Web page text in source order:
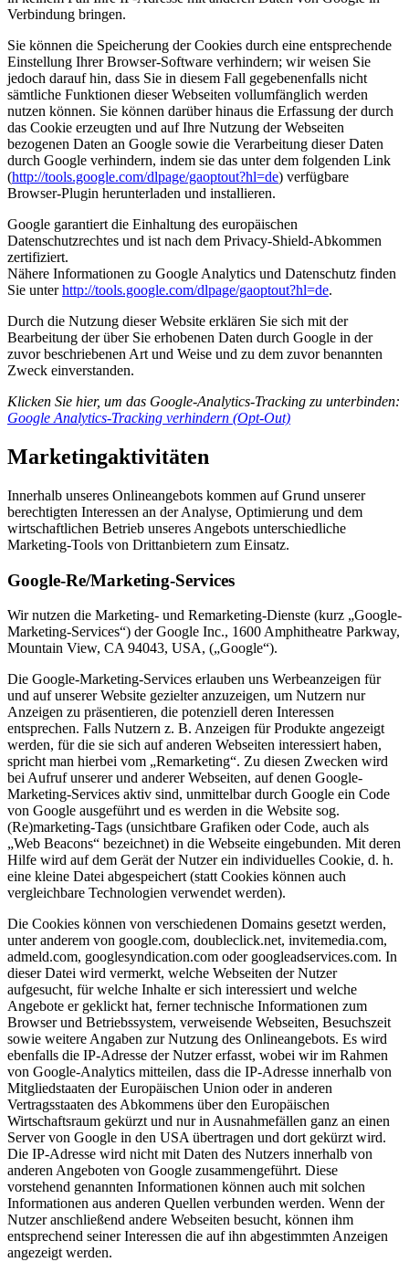
Verbindung bringen.
Sie können die Speicherung der Cookies durch eine entsprechende
Einstellung Ihrer Browser-Software verhindern; wir weisen Sie
jedoch darauf hin, dass Sie in diesem Fall gegebenenfalls nicht
sämtliche Funktionen dieser Webseiten vollumfänglich werden
nutzen können. Sie können darüber hinaus die Erfassung der durch
das Cookie erzeugten und auf Ihre Nutzung der Webseiten
bezogenen Daten an Google sowie die Verarbeitung dieser Daten
durch Google verhindern, indem sie das unter dem folgenden Link
(http://tools.google.com/dlpage/gaoptout?hl=de) verfügbare
Browser-Plugin herunterladen und installieren.
Google garantiert die Einhaltung des europäischen
Datenschutzrechtes und ist nach dem Privacy-Shield-Abkommen
zertifiziert.
Nähere Informationen zu Google Analytics und Datenschutz finden
Sie unterhttp://tools.google.com/dlpage/gaoptout?hl=de.
Durch die Nutzung dieser Website erklären Sie sich mit der
Bearbeitung der über Sie erhobenen Daten durch Google in der
zuvor beschriebenen Art und Weise und zu dem zuvor benannten
Zweck einverstanden.
Klicken Sie hier, um das Google-Analytics-Tracking zu unterbinden:
Google Analytics-Tracking verhindern (Opt-Out)
Marketingaktivitäten
Innerhalb unseres Onlineangebots kommen auf Grund unserer
berechtigten Interessen an der Analyse, Optimierung und dem
wirtschaftlichen Betrieb unseres Angebots unterschiedliche
Marketing-Tools von Drittanbietern zum Einsatz.
Google-Re/Marketing-Services
Wir nutzen die Marketing- und Remarketing-Dienste (kurz „Google-
Marketing-Services“) der Google Inc., 1600 Amphitheatre Parkway,
Mountain View, CA 94043, USA, („Google“).
Die Google-Marketing-Services erlauben uns Werbeanzeigen für
und auf unserer Website gezielter anzuzeigen, um Nutzern nur
Anzeigen zu präsentieren, die potenziell deren Interessen
entsprechen. Falls Nutzern z. B. Anzeigen für Produkte angezeigt
werden, für die sie sich auf anderen Webseiten interessiert haben,
spricht man hierbei vom „Remarketing“. Zu diesen Zwecken wird
bei Aufruf unserer und anderer Webseiten, auf denen Google-
Marketing-Services aktiv sind, unmittelbar durch Google ein Code
von Google ausgeführt und es werden in die Website sog.
(Re)marketing-Tags (unsichtbare Grafiken oder Code, auch als
„Web Beacons“ bezeichnet) in die Webseite eingebunden. Mit deren
Hilfe wird auf dem Gerät der Nutzer ein individuelles Cookie, d. h.
eine kleine Datei abgespeichert (statt Cookies können auch
vergleichbare Technologien verwendet werden).
Die Cookies können von verschiedenen Domains gesetzt werden,
unter anderem von google.com, doubleclick.net, invitemedia.com,
admeld.com, googlesyndication.com oder googleadservices.com. In
dieser Datei wird vermerkt, welche Webseiten der Nutzer
aufgesucht, für welche Inhalte er sich interessiert und welche
Angebote er geklickt hat, ferner technische Informationen zum
Browser und Betriebssystem, verweisende Webseiten, Besuchszeit
sowie weitere Angaben zur Nutzung des Onlineangebots. Es wird
ebenfalls die IP-Adresse der Nutzer erfasst, wobei wir im Rahmen
von Google-Analytics mitteilen, dass die IP-Adresse innerhalb von
Mitgliedstaaten der Europäischen Union oder in anderen
Vertragsstaaten des Abkommens über den Europäischen
Wirtschaftsraum gekürzt und nur in Ausnahmefällen ganz an einen
Server von Google in den USA übertragen und dort gekürzt wird.
Die IP-Adresse wird nicht mit Daten des Nutzers innerhalb von
anderen Angeboten von Google zusammengeführt. Diese
vorstehend genannten Informationen können auch mit solchen
Informationen aus anderen Quellen verbunden werden. Wenn der
Nutzer anschließend andere Webseiten besucht, können ihm
entsprechend seiner Interessen die auf ihn abgestimmten Anzeigen
angezeigt werden.